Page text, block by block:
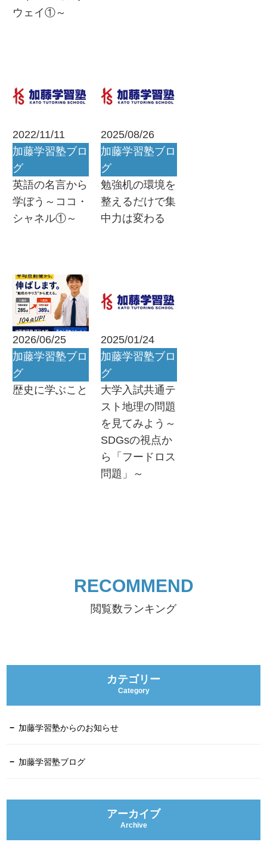
ウェイ①～
2022/11/11
加藤学習塾ブロ
グ
英語の名言から
学ぼう～ココ・
シャネル①～
2025/08/26
加藤学習塾ブロ
グ
勉強机の環境を
整えるだけで集
中力は変わる
2026/06/25
加藤学習塾ブロ
グ
歴史に学ぶこと
2025/01/24
加藤学習塾ブロ
グ
大学入試共通テ
スト地理の問題
を見てみよう～
SDGsの視点か
ら「フードロス
問題」～
RECOMMEND
閲覧数ランキング
カテゴリー
Category
加藤学習塾からのお知らせ
加藤学習塾ブログ
アーカイブ
Archive